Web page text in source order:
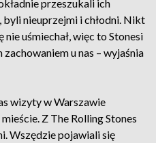
przeszukali ich
nieuprzejmi i chłodni. Nikt
uśmiechał, więc to Stonesi
u nas – wyjaśnia
wizyty w Warszawie
Z The Rolling Stones
Wszędzie pojawiali się